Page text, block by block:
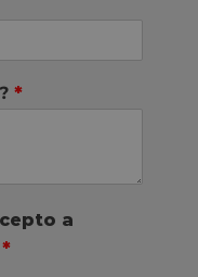
*
a
*